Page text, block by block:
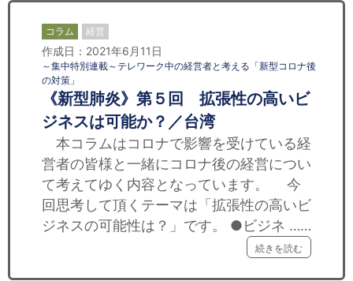
ＩＴ
飲食店情報
コラム 経営
作成日：2021年6月11日
～集中特別連載～テレワーク中の経営者と考える「新型コロナ後
の対策」
《新型肺炎》第５回 拡張性の高いビ
ジネスは可能か？／台湾
本コラムはコロナで影響を受けている経
営者の皆様と一緒にコロナ後の経営につい
て考えてゆく内容となっています。 今
回思考して頂くテーマは「拡張性の高いビ
ジネスの可能性は？」です。 ●ビジネ ……
続きを読む